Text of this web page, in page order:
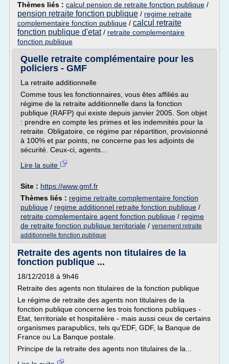
Thèmes liés : calcul pension de retraite fonction publique /
pension retraite fonction publique / regime retraite
complementaire fonction publique / calcul retraite
fonction publique d'etat/ retraite complementaire
fonction publique
Quelle retraite complémentaire pour les
policiers - GMF
La retraite additionnelle
Comme tous les fonctionnaires, vous êtes affiliés au
régime de la retraite additionnelle dans la fonction
publique (RAFP) qui existe depuis janvier 2005. Son objet
: prendre en compte les primes et les indemnités pour la
retraite. Obligatoire, ce régime par répartition, provisionné
à 100% et par points, ne concerne pas les adjoints de
sécurité. Ceux-ci, agents...
Lire la suite
Site : https://www.gmf.fr
Thèmes liés : regime retraite complementaire fonction
publique / regime additionnel retraite fonction publique /
retraite complementaire agent fonction publique / regime
de retraite fonction publique territoriale / versement retraite
additionnelle fonction publique
Retraite des agents non titulaires de la
fonction publique ...
18/12/2018 à 9h46
Retraite des agents non titulaires de la fonction publique
Le régime de retraite des agents non titulaires de la
fonction publique concerne les trois fonctions publiques -
Etat, territoriale et hospitalière - mais aussi ceux de certains
organismes parapublics, tels qu'EDF, GDF, la Banque de
France ou La Banque postale.
Principe de la retraite des agents non titulaires de la...